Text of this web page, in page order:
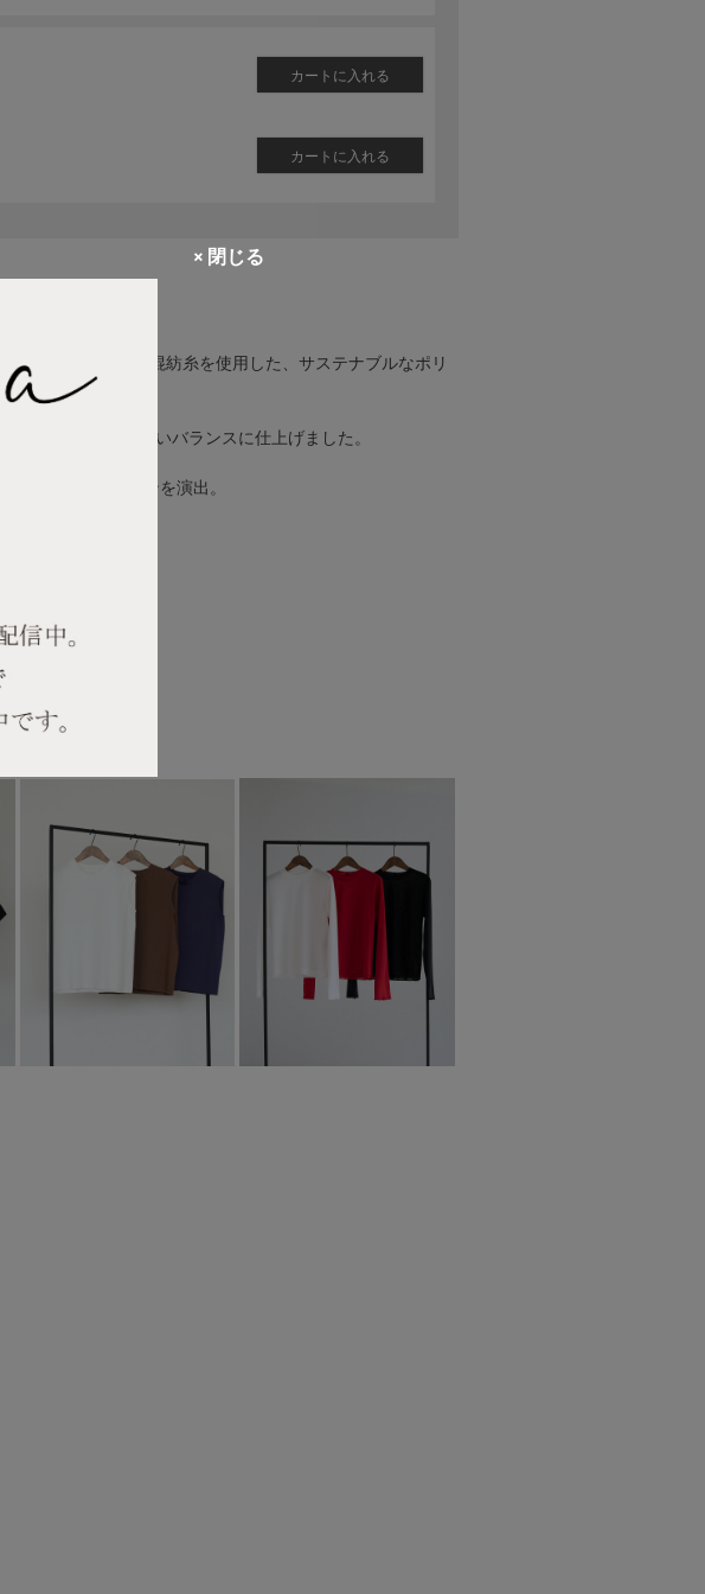
カートに入れる
カートに入れる
ニックコットンの混紡糸を使用した、サステナブルなポリ
がらも重く見えないバランスに仕上げました。
ず美しい縦ラインを演出。
× 閉じる